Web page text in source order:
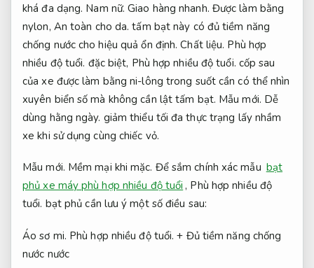
khá đa dạng. Nam nữ. Giao hàng nhanh. Được làm bằng
nylon, An toàn cho da. tấm bạt này có đủ tiềm năng
chống nước cho hiệu quả ổn định.Chất liệu. Phù hợp
nhiều độ tuổi. đặc biệt, Phù hợp nhiều độ tuổi. cốp sau
của xe được làm bằng ni-lông trong suốt cần có thể nhìn
xuyên biển số mà không cần lật tấm bạt. Mẫu mới. Dễ
dùng hằng ngày. giảm thiểu tối đa thực trạng lấy nhầm
xe khi sử dụng cùng chiếc vỏ.
Mẫu mới. Mềm mại khi mặc. Để sắm chính xác mẫu bạt
phủ xe máy phù hợp nhiều độ tuổi , Phù hợp nhiều độ
tuổi. bạt phủ cần lưu ý một số điều sau:
Áo sơ mi. Phù hợp nhiều độ tuổi. + Đủ tiềm năng chống
nước nước